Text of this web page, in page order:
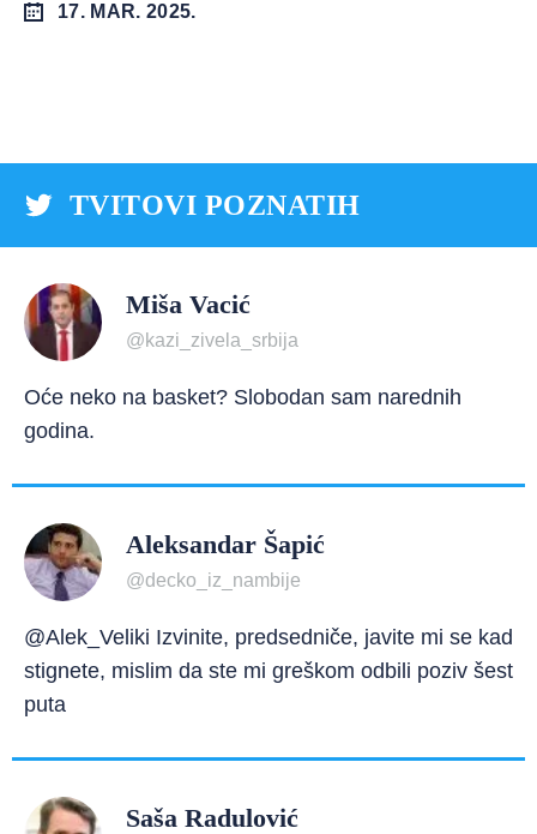
17. MAR. 2025.
TVITOVI POZNATIH
Miša Vacić
@kazi_zivela_srbija
Oće neko na basket? Slobodan sam narednih
godina.
Aleksandar Šapić
@decko_iz_nambije
@Alek_Veliki Izvinite, predsedniče, javite mi se kad
stignete, mislim da ste mi greškom odbili poziv šest
puta
Saša Radulović